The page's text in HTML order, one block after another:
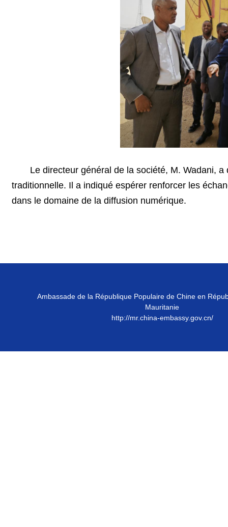
Le directeur général de la société, M. Wadani,
traditionnelle. Il a indiqué espérer renforcer les
dans le domaine de la diffusion numérique.
Ambassade de la République Populaire de Chine en
Mauritanie
http://mr.china-embassy.gov.cn/